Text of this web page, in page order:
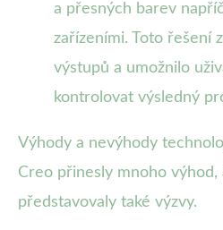
a přesných barev
zařízeními. Toto řešení
výstupů a umožnilo
kontrolovat výsledný
Výhody a nevýhody
Creo přinesly mnoho
představovaly také výzvy.